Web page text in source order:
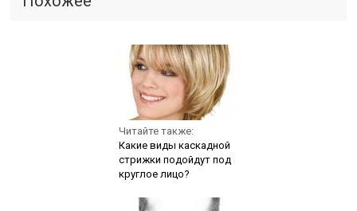
Читайте также:
Какие виды каскадной
стрижки подойдут под
круглое лицо?